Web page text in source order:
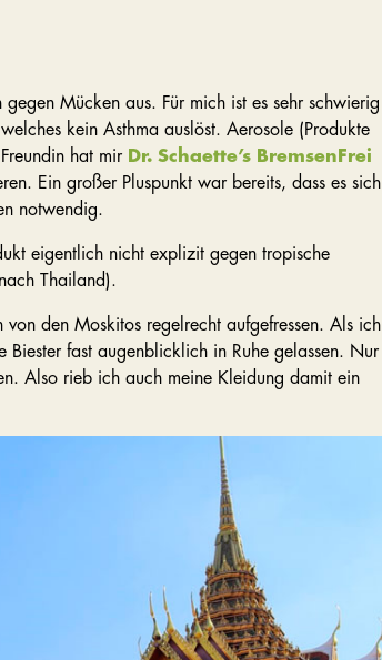
Mücken aus. Für mich ist es sehr schwierig
kein Asthma auslöst. Aerosole (Produkte
hat mir Dr. Schaette’s BremsenFrei
Ein großer Pluspunkt war bereits, dass es sich
notwendig.
eigentlich nicht explizit gegen tropische
Thailand).
den Moskitos regelrecht aufgefressen. Als ich
Biester fast augenblicklich in Ruhe gelassen. Nur
Also rieb ich auch meine Kleidung damit ein